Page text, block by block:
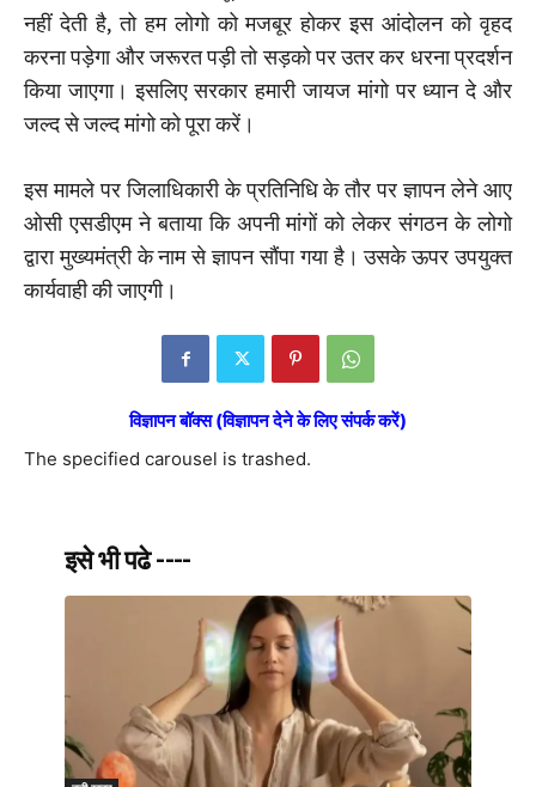
नहीं देती है, तो हम लोगो को मजबूर होकर इस आंदोलन को वृहद
करना पड़ेगा और जरूरत पड़ी तो सड़को पर उतर कर धरना प्रदर्शन
किया जाएगा। इसलिए सरकार हमारी जायज मांगो पर ध्यान दे और
जल्द से जल्द मांगो को पूरा करें।
इस मामले पर जिलाधिकारी के प्रतिनिधि के तौर पर ज्ञापन लेने आए
ओसी एसडीएम ने बताया कि अपनी मांगों को लेकर संगठन के लोगो
द्वारा मुख्यमंत्री के नाम से ज्ञापन सौंपा गया है। उसके ऊपर उपयुक्त
कार्यवाही की जाएगी।
विज्ञापन बॉक्स (विज्ञापन देने के लिए संपर्क करें)
The specified carousel is trashed.
इसे भी पढे ----